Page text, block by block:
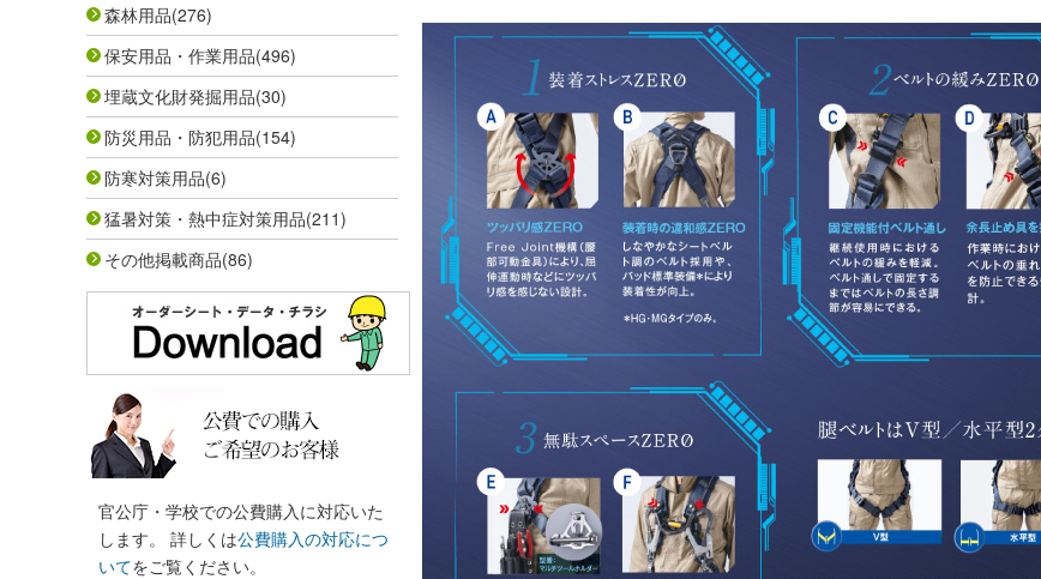
森林用品(276)
保安用品・作業用品(496)
埋蔵文化財発掘用品(30)
防災用品・防犯用品(154)
防寒対策用品(6)
猛暑対策・熱中症対策用品(211)
その他掲載商品(86)
官公庁・学校での公費購入に対応いた
します。 詳しくは公費購入の対応につ
いてをご覧ください。